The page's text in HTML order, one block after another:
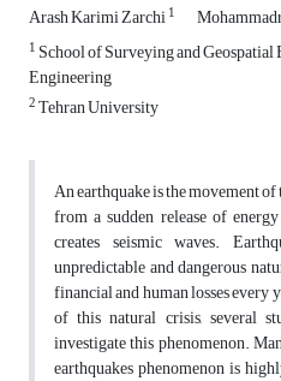
Arash Karimi Zarchi1
1 School of Surveying and
Engineering
2Tehran University
An earthquake is the movement
from a sudden release of
creates seismic waves.
unpredictable and dangerous
financial and human losses every
of this natural crisis, several
investigate this phenomenon.
earthquakes phenomenon is